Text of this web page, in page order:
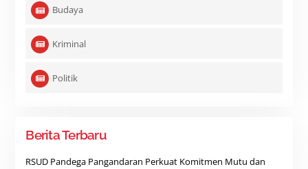
Budaya
Kriminal
Politik
Berita Terbaru
RSUD Pandega Pangandaran Perkuat Komitmen Mutu dan